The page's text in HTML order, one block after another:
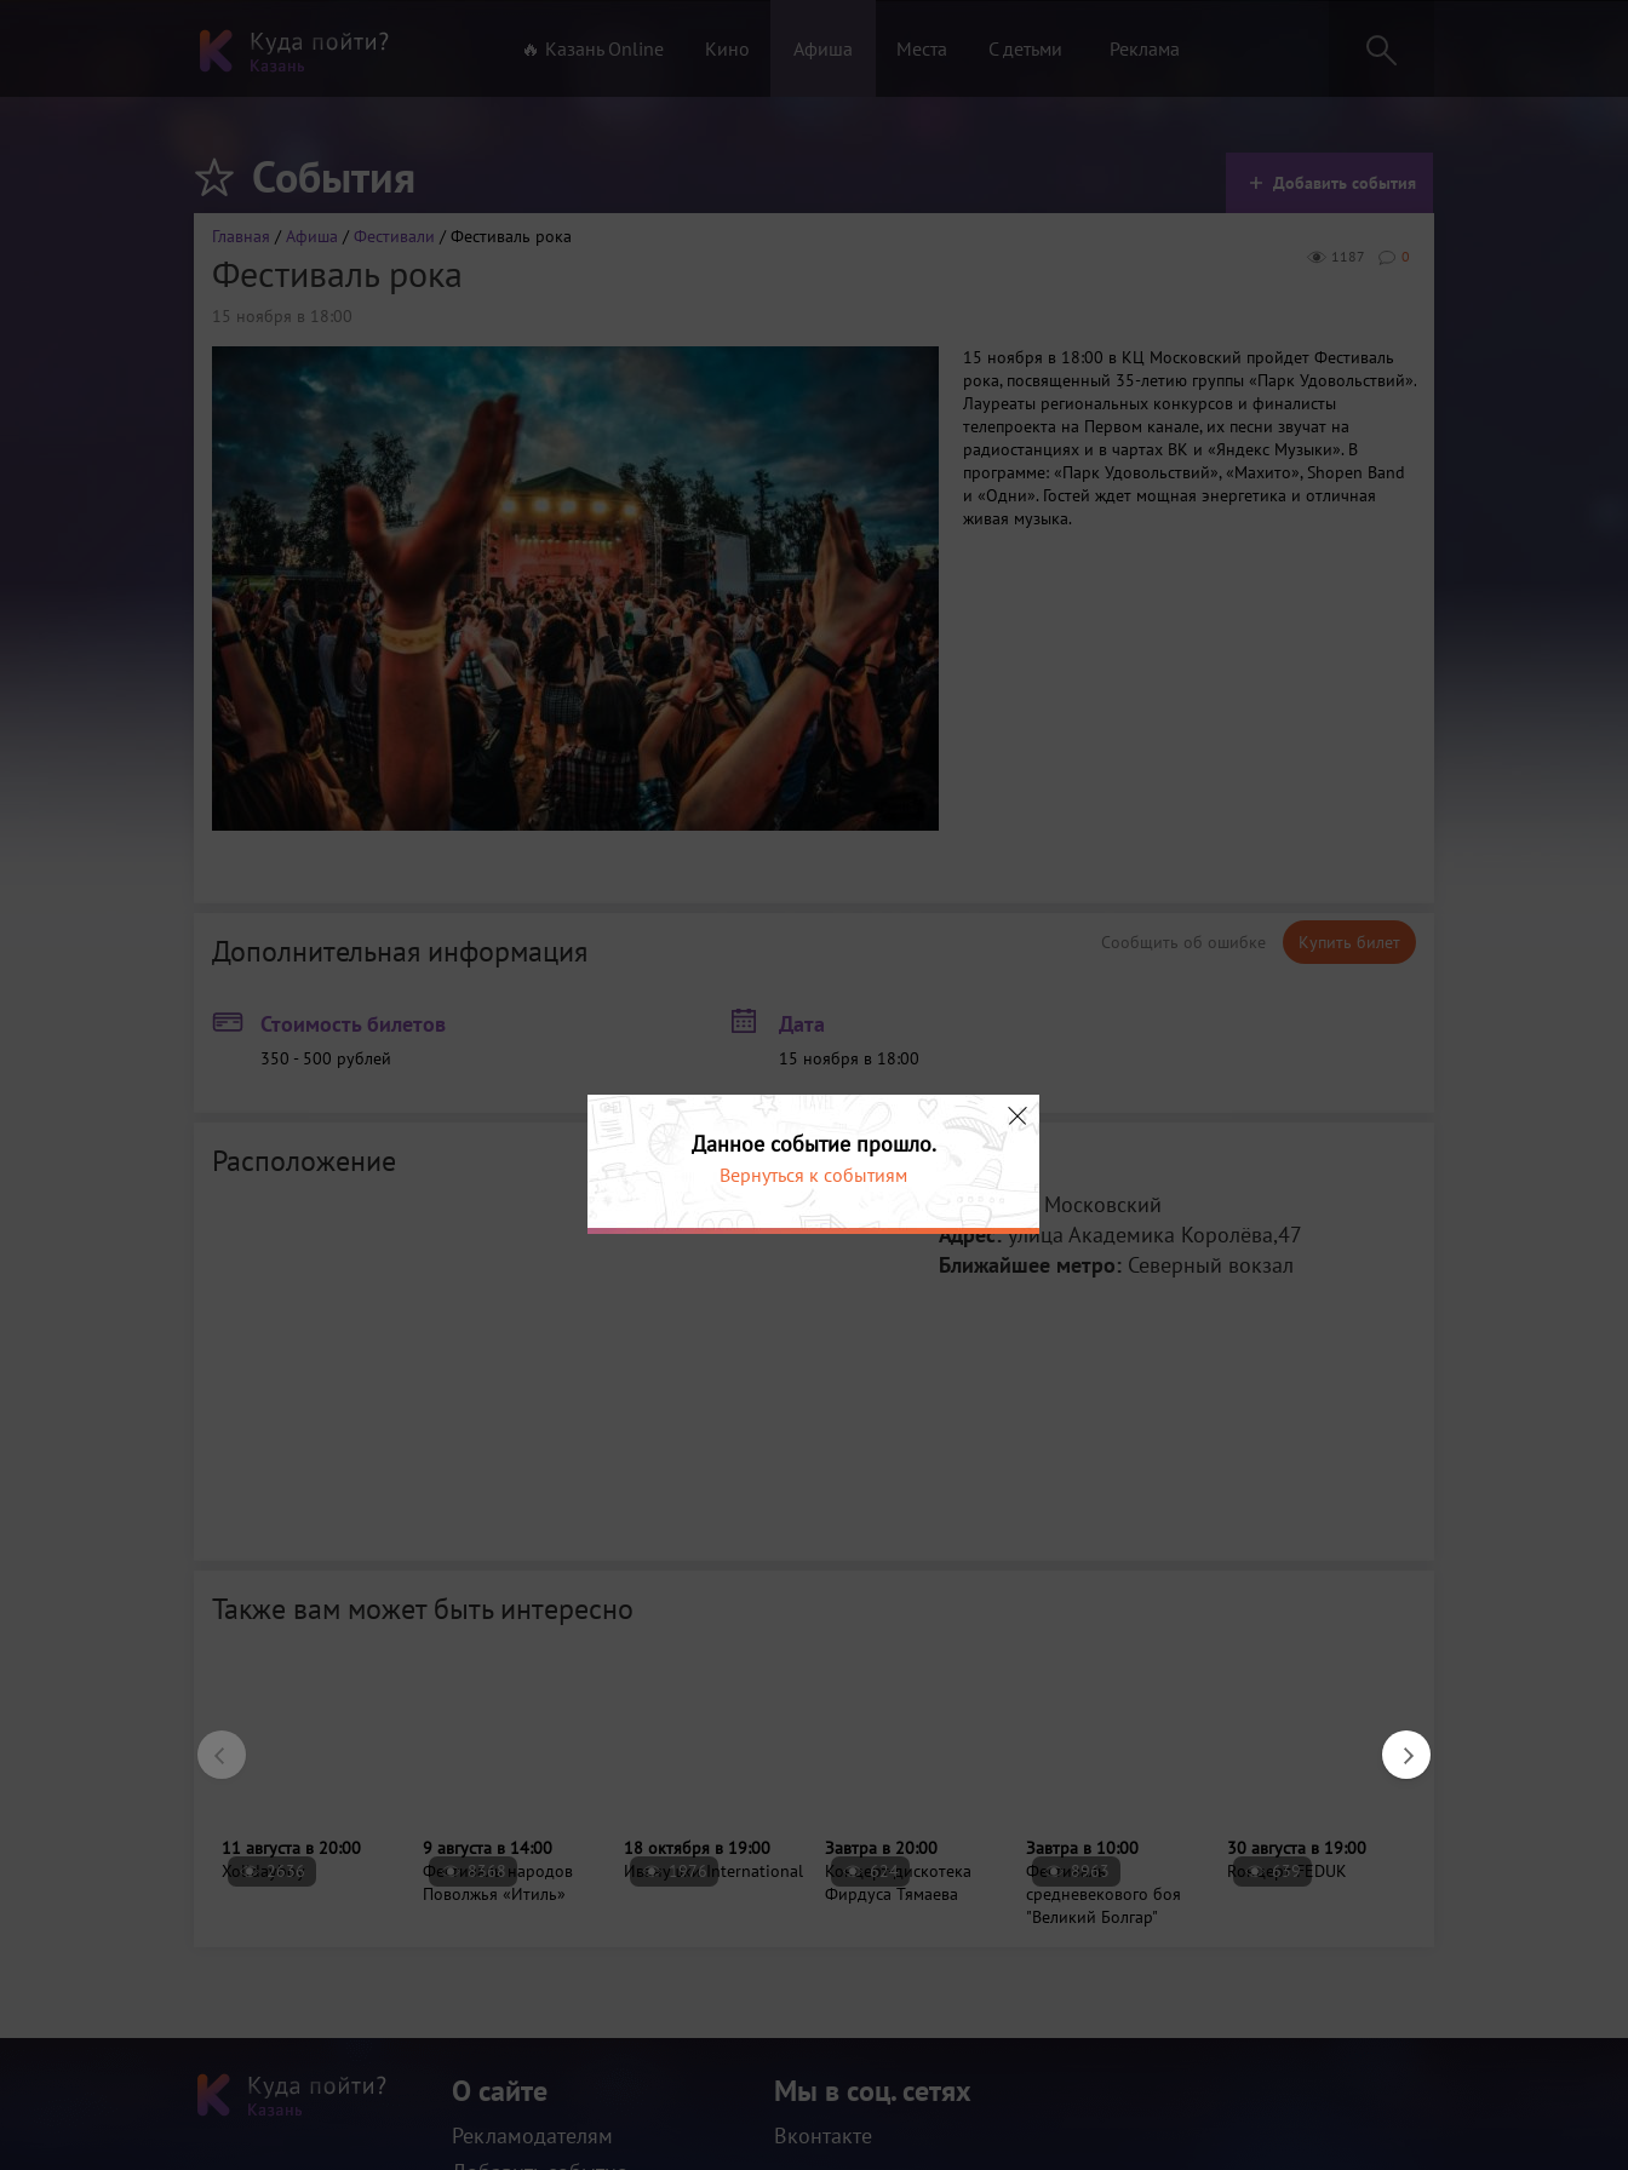
🔥 Казань Online Кино Афиша Места С детьми Реклама
События Добавить события
Главная / Афиша / Фестивали / Фестиваль рока
0
1187
Фестиваль рока
15 ноября в 18:00
15 ноября в 18:00 в КЦ Московский пройдет Фестиваль
рока, посвященный 35-летию группы «Парк Удовольствий».
Лауреаты региональных конкурсов и финалисты
телепроекта на Первом канале, их песни звучат на
радиостанциях и в чартах ВК и «Яндекс Музыки». В
программе: «Парк Удовольствий», «Махито», Shopen Band
и «Одни». Гостей ждет мощная энергетика и отличная
живая музыка.
Сообщить об ошибке Купить билет
Дополнительная информация
Стоимость билетов
350 - 500 рублей
Дата
15 ноября в 18:00
Расположение
Место:
КЦ Московский
Адрес:улица Академика Королёва,47
Ближайшее метро: Северный вокзал
Также вам может быть интересно
2636
8368
9 августа в 14:00
1976
18 октября в 19:00
Иванушки International
624
Завтра в 20:00
Концерт-дискотека
Фирдуса Тямаева
8963
Завтра в 10:00
Фестиваль
639
Данное событие прошло.
Вернуться к событиям
О сайте Мы в соц. сетях